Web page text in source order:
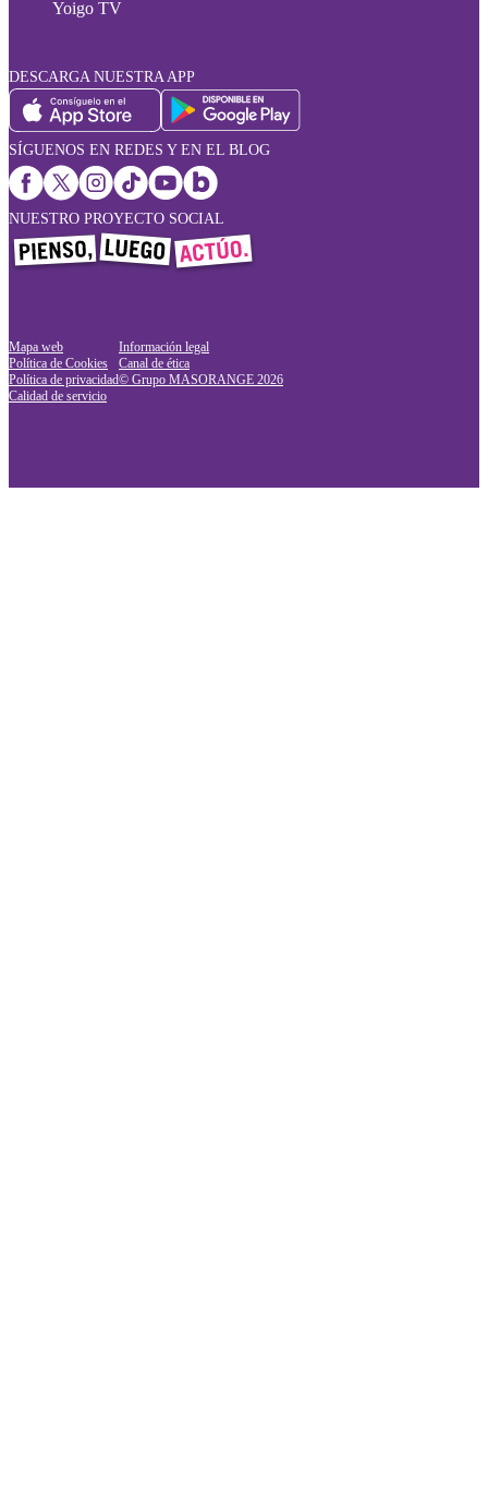
Yoigo TV
DESCARGA NUESTRA APP
SÍGUENOS EN REDES Y EN EL BLOG
NUESTRO PROYECTO SOCIAL
Mapa web
Política de Cookies
Política de privacidad
Calidad de servicio
Información legal
Canal de ética
© Grupo MASORANGE 2026